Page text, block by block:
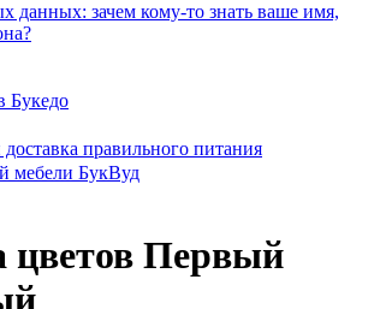
данных: зачем кому-то знать ваше имя,
Букедо
правильного питания
мебели БукВуд
цветов Первый